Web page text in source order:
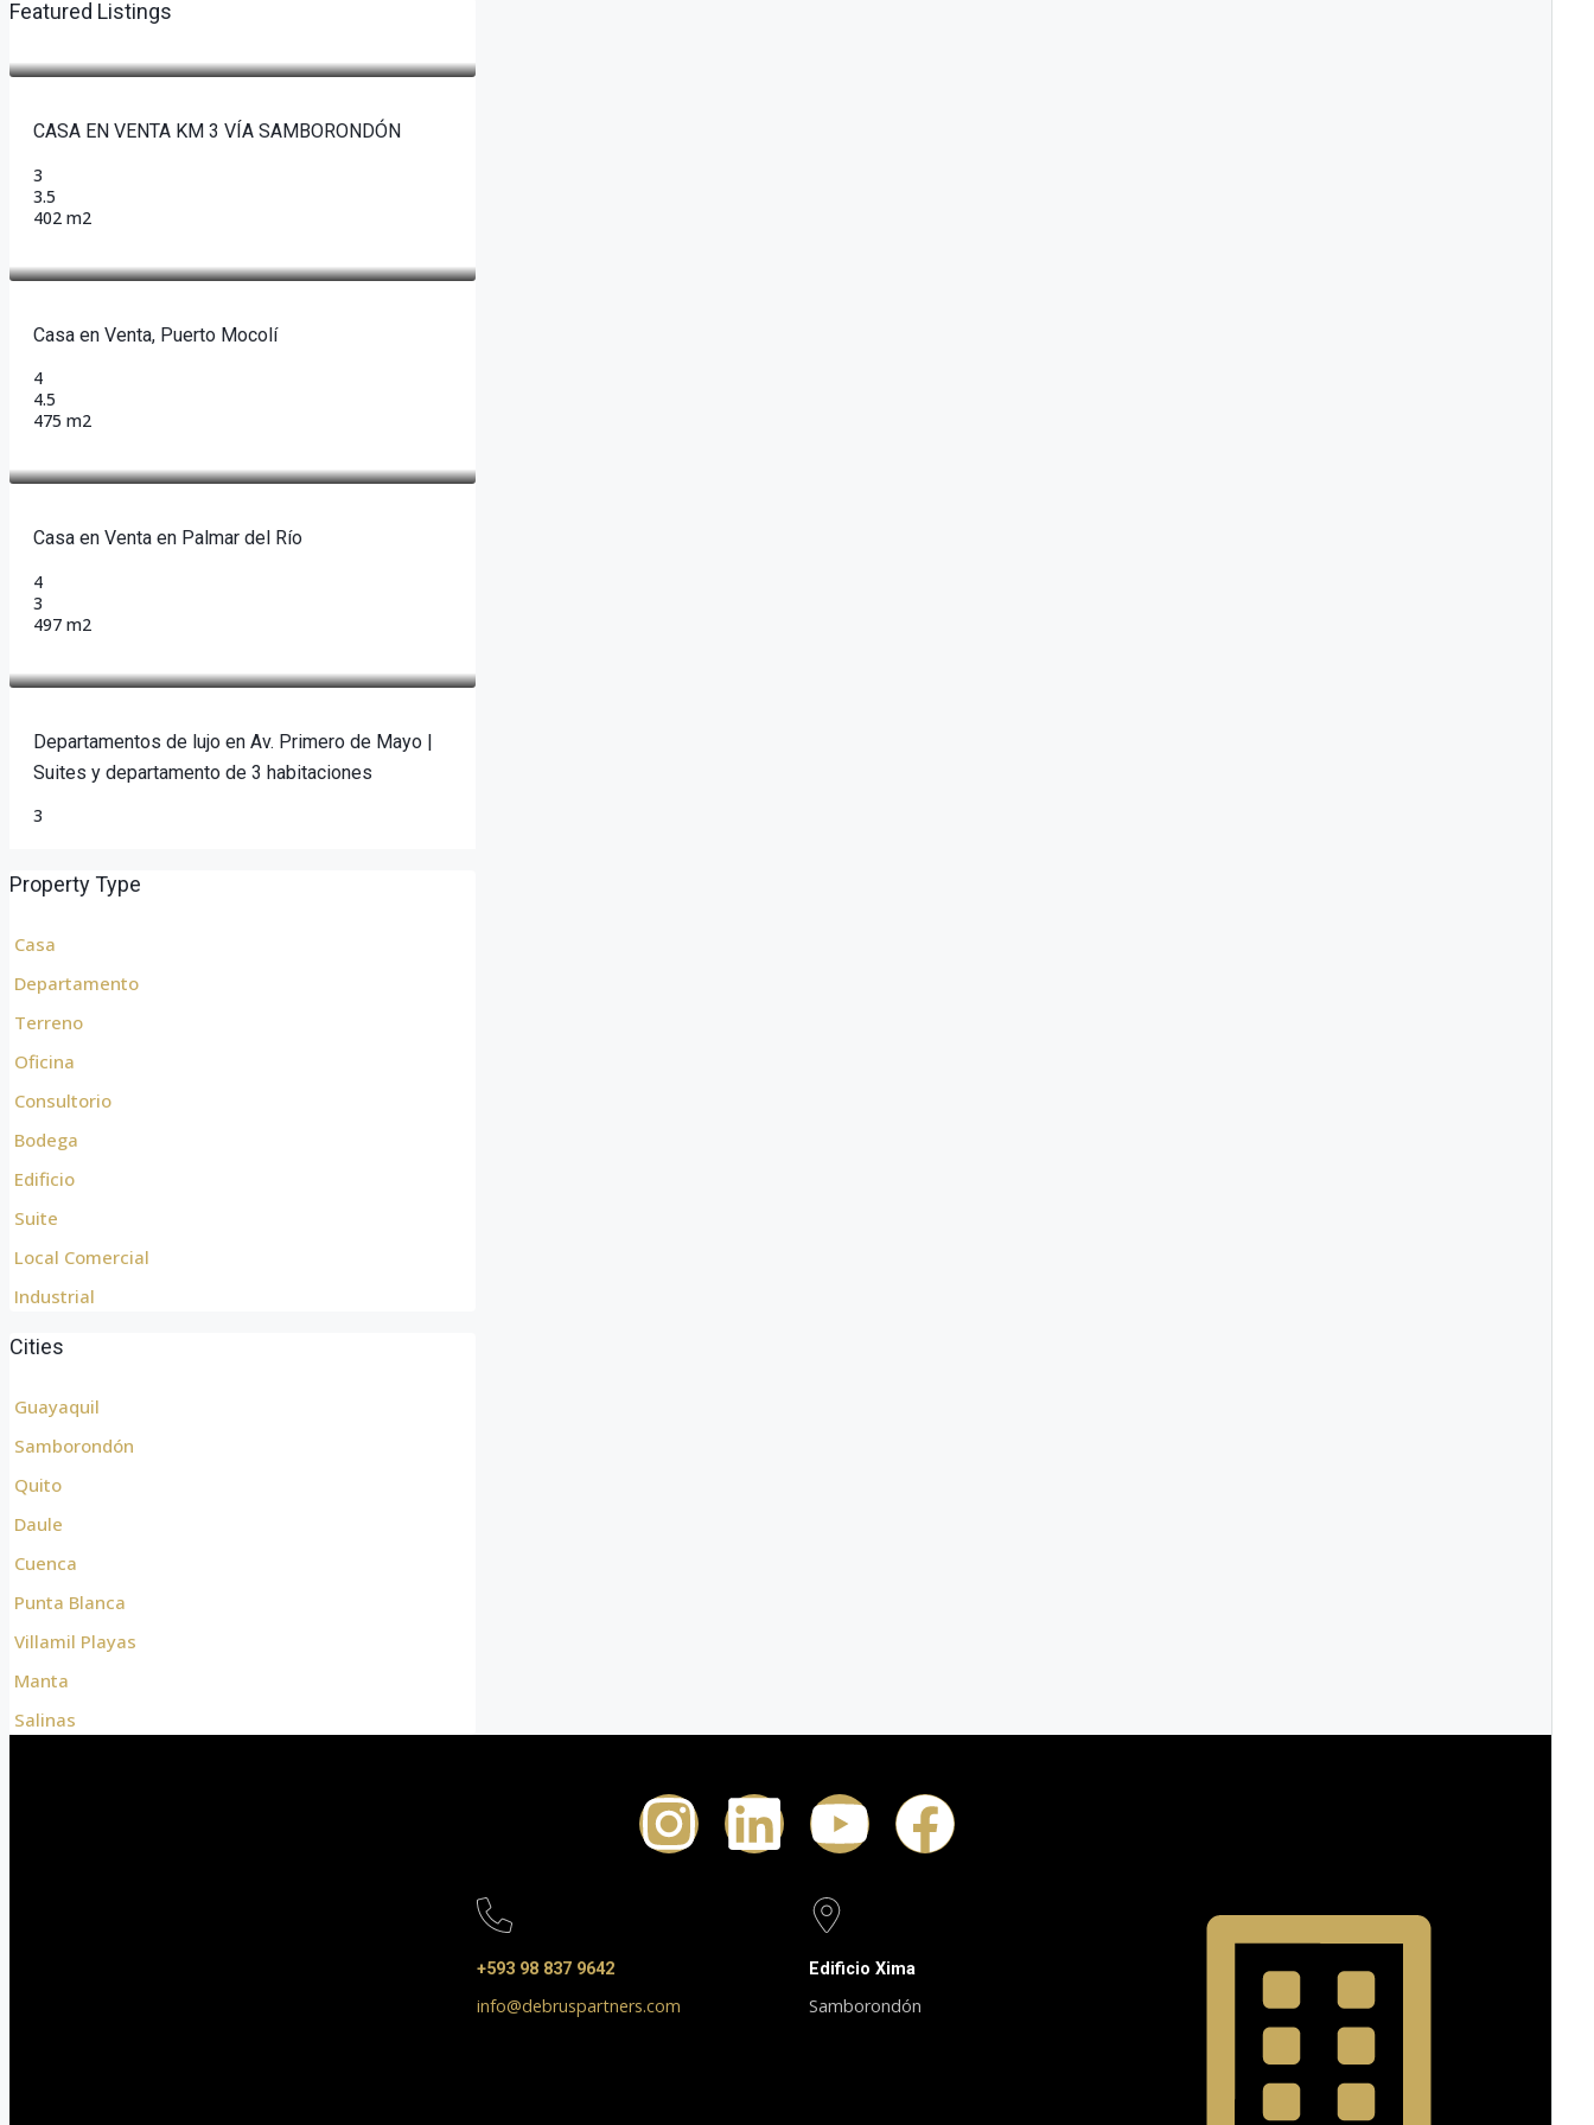
Featured Listings
CASA EN VENTA KM 3 VÍA SAMBORONDÓN
3
3.5
402 m2
Casa en Venta, Puerto Mocolí
4
4.5
475 m2
Casa en Venta en Palmar del Río
4
3
497 m2
Departamentos de lujo en Av. Primero de Mayo |
Suites y departamento de 3 habitaciones
3
Property Type
Casa
Departamento
Terreno
Oficina
Consultorio
Bodega
Edificio
Suite
Local Comercial
Industrial
Cities
Guayaquil
Samborondón
Quito
Daule
Cuenca
Punta Blanca
Villamil Playas
Manta
Salinas
+593 98 837 9642
info@debruspartners.com
Edificio Xima
Samborondón